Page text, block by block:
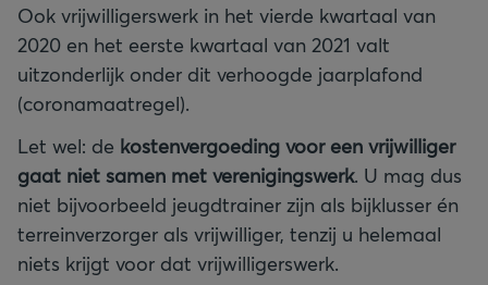
Ook vrijwilligerswerk in het vierde kwartaal van
2020 en het eerste kwartaal van 2021 valt
uitzonderlijk onder dit verhoogde jaarplafond
(coronamaatregel).
Let wel: de kostenvergoeding voor een vrijwilliger
gaat niet samen met verenigingswerk. U mag dus
niet bijvoorbeeld jeugdtrainer zijn als bijklusser én
terreinverzorger als vrijwilliger, tenzij u helemaal
niets krijgt voor dat vrijwilligerswerk.